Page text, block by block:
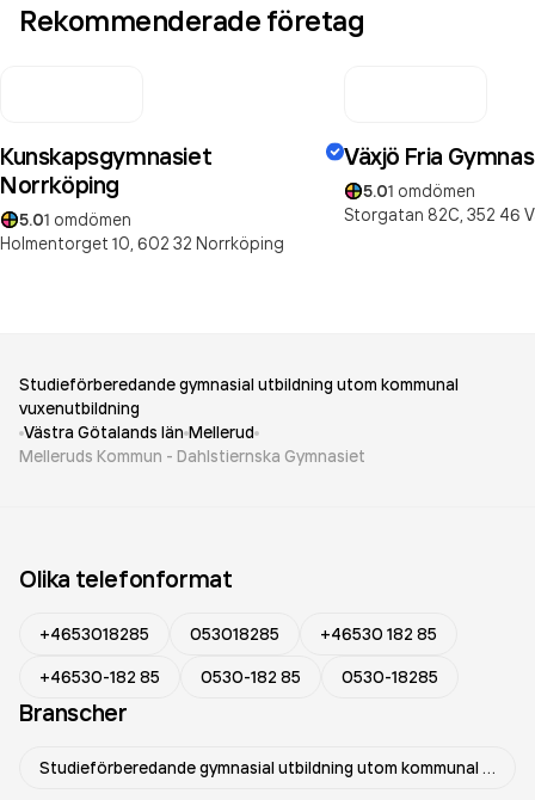
Rekommenderade företag
Kunskapsgymnasiet
Norrköping
5.01 omdömen
Holmentorget 10, 602 32 Norrköping
Växjö Fria
5.01 omdömen
Storgatan 82C, 352 46
Studieförberedande gymnasial utbildning utom kommunal
vuxenutbildning
Västra Götalands län Mellerud
Melleruds Kommun - Dahlstiernska Gymnasiet
Olika telefonformat
+4653018285 053018285
+46530 182 85
+46530-182 85
0530-182 85 0530-18285
Branscher
Studieförberedande gymnasial utbildning utom kommunal vuxenutbildning